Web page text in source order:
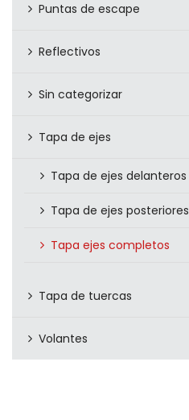
Puntas de escape
Reflectivos
Sin categorizar
Tapa de ejes
Tapa de ejes delanteros
Tapa de ejes posteriores
Tapa ejes completos
Tapa de tuercas
Volantes